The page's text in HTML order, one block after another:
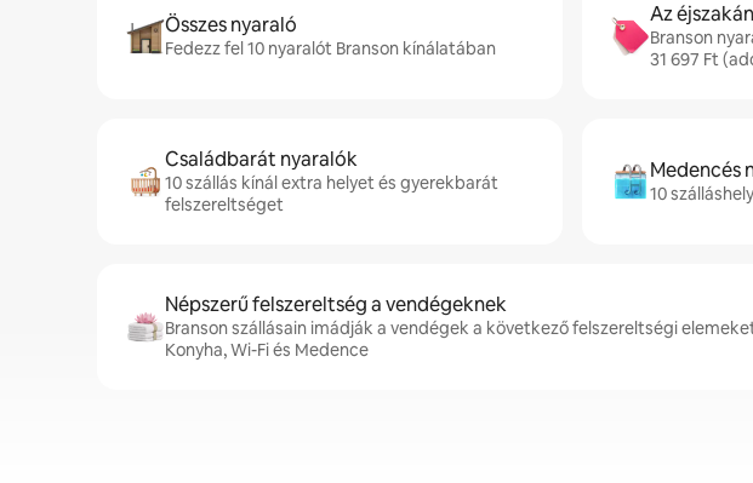
Összes nyaraló
Fedezz fel 10 nyaralót Branson kínálatában
Az
Branson
31 697 Ft
Családbarát nyaralók
10 szállás kínál extra helyet és gyerekbarát
felszereltséget
Medencés
10
Népszerű felszereltség a vendégeknek
Branson szállásain imádják a vendégek a következő felszereltségi
Konyha, Wi-Fi és Medence